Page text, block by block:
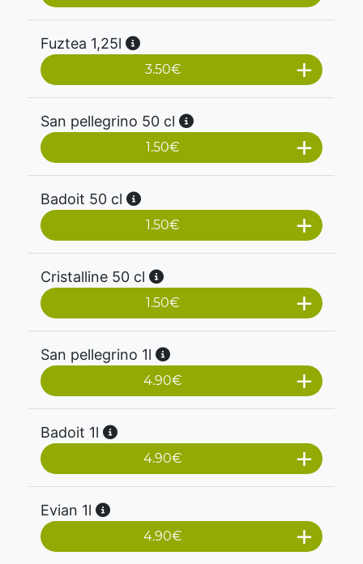
Fuztea 1,25l
3.50€
San pellegrino 50 cl
1.50€
Badoit 50 cl
1.50€
Cristalline 50 cl
1.50€
San pellegrino 1l
4.90€
Badoit 1l
4.90€
Evian 1l
4.90€